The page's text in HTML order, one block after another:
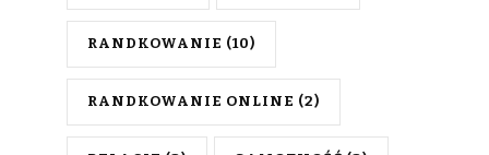
RANDKOWANIE (10)
RANDKOWANIE ONLINE (2)